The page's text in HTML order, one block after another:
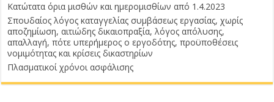
Κατώτατα όρια μισθών και ημερομισθίων από 1.4.2023
Σπουδαίος λόγος καταγγελίας συμβάσεως εργασίας, χωρίς
αποζημίωση, αιτιώδης δικαιοπραξία, λόγος απόλυσης,
απαλλαγή, πότε υπερήμερος ο εργοδότης, προϋποθέσεις
νομιμότητας και κρίσεις δικαστηρίων
Πλασματικοί χρόνοι ασφάλισης